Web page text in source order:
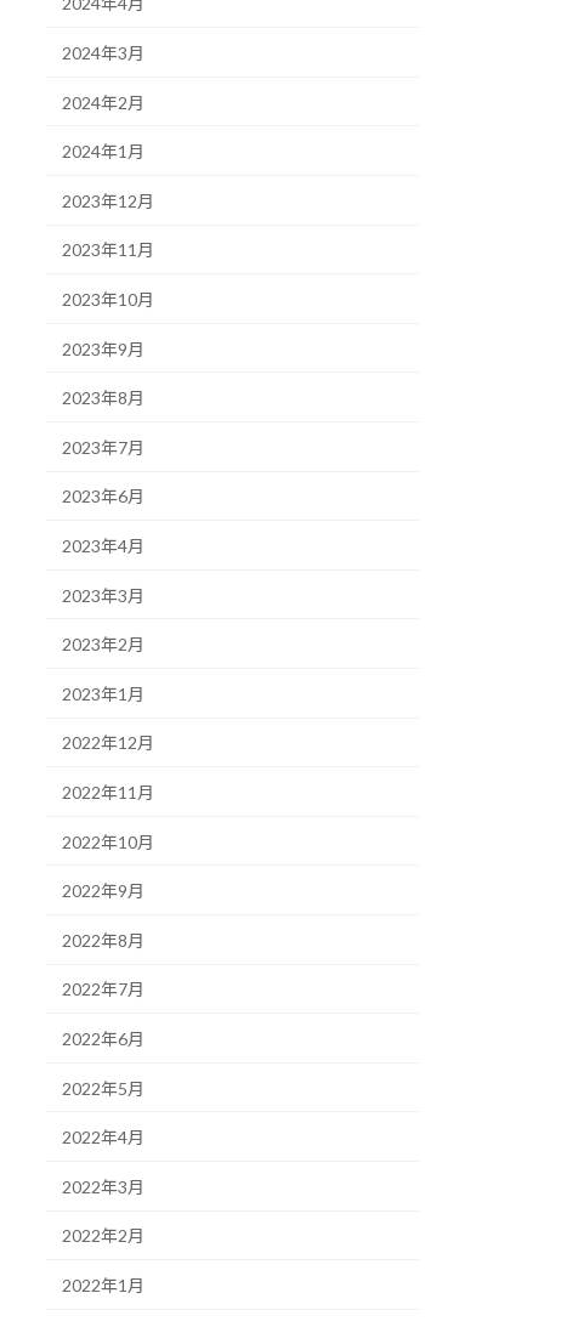
2024年3月
2024年2月
2024年1月
2023年12月
2023年11月
2023年10月
2023年9月
2023年8月
2023年7月
2023年6月
2023年4月
2023年3月
2023年2月
2023年1月
2022年12月
2022年11月
2022年10月
2022年9月
2022年8月
2022年7月
2022年6月
2022年5月
2022年4月
2022年3月
2022年2月
2022年1月